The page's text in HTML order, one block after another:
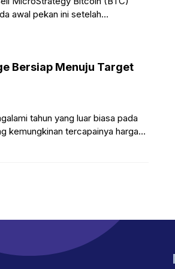
awal pekan ini setelah
Bersiap Menuju Target
tahun yang luar biasa pada
kemungkinan tercapainya harga